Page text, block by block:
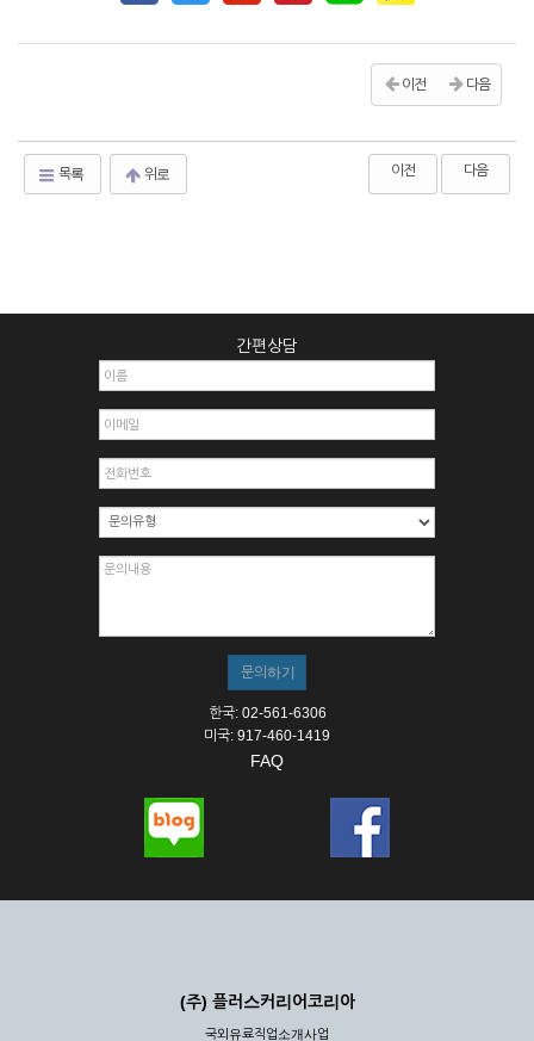
이전 다음
목록 위로 이전 다음
간편상담
한국: 02-561-6306
미국: 917-460-1419
FAQ
(주) 플러스커리어코리아
국외유료직업소개사업